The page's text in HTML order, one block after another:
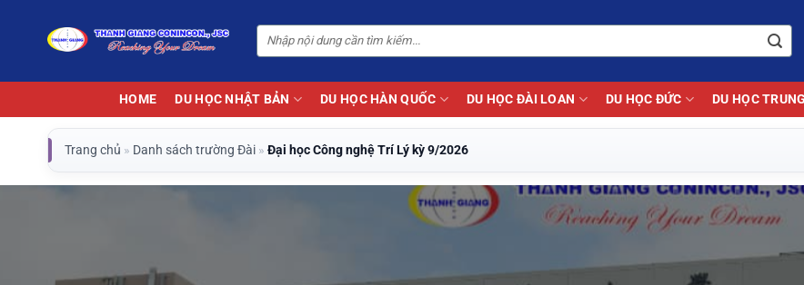
dung
HOME DU HỌC NHẬT BẢN DU HỌC HÀN QUỐC DU HỌC ĐÀI LOAN DU HỌC ĐỨC DU HỌC
Trang chủ » Danh sách trường Đài » Đại học Công nghệ Trí Lý kỳ 9/2026